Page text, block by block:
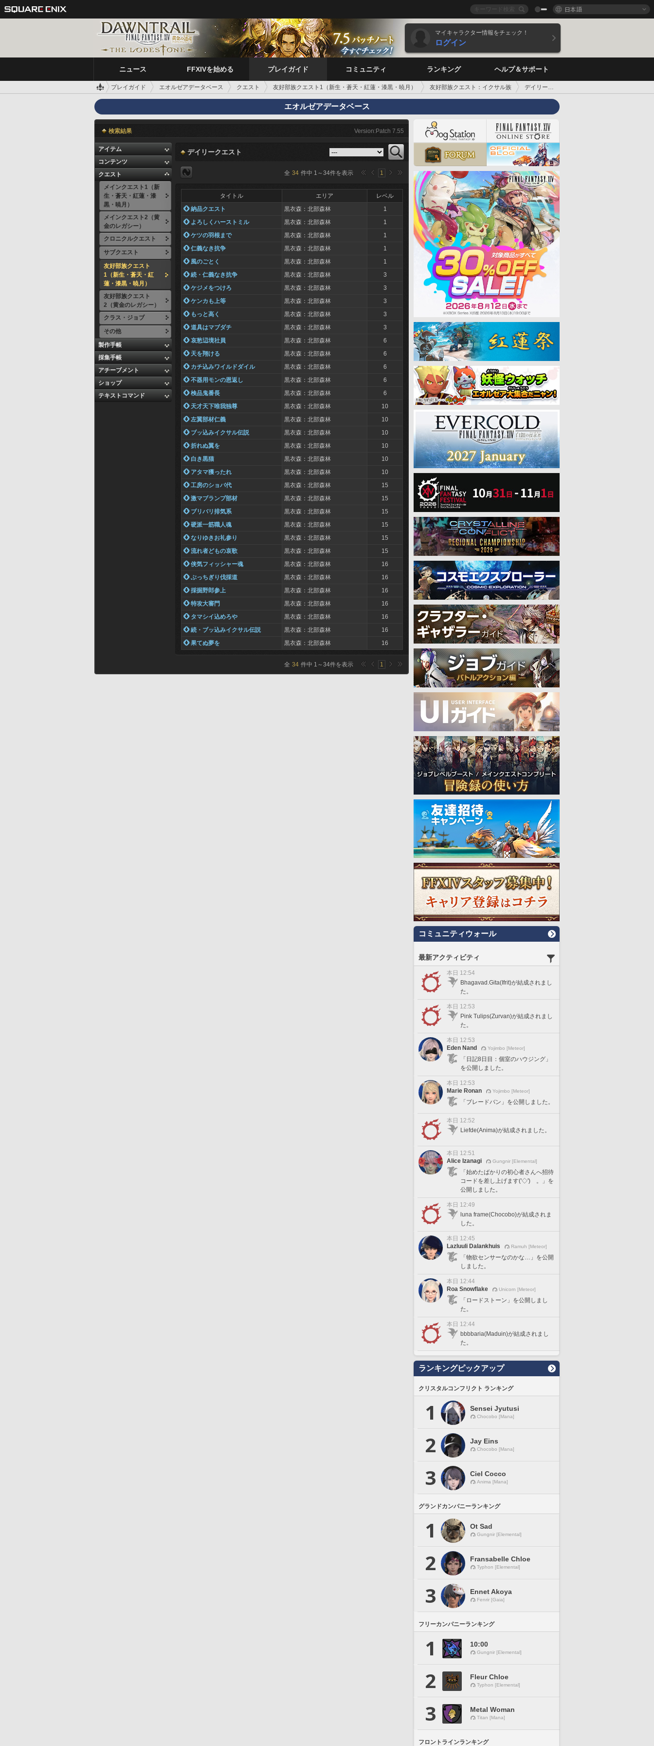
日本語
マイキャラクター情報をチェック！
ログイン
ニュース FFXIVを始める プレイガイド コミュニティ ランキング ヘルプ＆サポート
プレイガイド エオルゼアデータベース クエスト 友好部族クエスト1（新生・蒼天・紅蓮・漆黒・暁月） 友好部族クエスト：イクサル族 デイリークエスト
エオルゼアデータベース
検索結果 Version:Patch 7.55
アイテム
コンテンツ
クエスト
メインクエスト1（新
生・蒼天・紅蓮・漆
黒・暁月）
メインクエスト2（黄
金のレガシー）
クロニクルクエスト
サブクエスト
友好部族クエスト
1（新生・蒼天・紅
蓮・漆黒・暁月）
友好部族クエスト
2（黄金のレガシー）
クラス・ジョブ
その他
製作手帳
採集手帳
アチーブメント
ショップ
テキストコマンド
デイリークエスト
全 34 件中 1 ～34件を表示 1
タイトル エリア
レベル
 納品クエスト
黒衣森：北部森林
1
 よろしくハーストミル
黒衣森：北部森林
1
 ケツの羽根まで
黒衣森：北部森林
1
 仁義なき抗争
黒衣森：北部森林
1
 風のごとく
黒衣森：北部森林
1
 続・仁義なき抗争
黒衣森：北部森林
3
 ケジメをつけろ
黒衣森：北部森林
3
 ケンカも上等
黒衣森：北部森林
3
 もっと高く
黒衣森：北部森林
3
 道具はマブダチ
黒衣森：北部森林
3
 哀愁辺境社員
黒衣森：北部森林
6
 天を翔ける
黒衣森：北部森林
6
 カチ込みワイルドダイル
黒衣森：北部森林
6
 不器用モンの恩返し
黒衣森：北部森林
6
 検品鬼番長
黒衣森：北部森林
6
 天才天下唯我独尊
黒衣森：北部森林
10
 左翼部材仁義
黒衣森：北部森林
10
 ブッ込みイクサル伝説
黒衣森：北部森林
10
 折れぬ翼を
黒衣森：北部森林
10
 白き黒猫
黒衣森：北部森林
10
 アタマ獲ったれ
黒衣森：北部森林
10
 工房のショバ代
黒衣森：北部森林
15
 激マブランプ部材
黒衣森：北部森林
15
 ブリバリ排気系
黒衣森：北部森林
15
 硬派一筋職人魂
黒衣森：北部森林
15
 なりゆきお礼参り
黒衣森：北部森林
15
 流れ者どもの哀歌
黒衣森：北部森林
15
 侠気フィッシャー魂
黒衣森：北部森林
16
 ぶっちぎり伐採道
黒衣森：北部森林
16
 採掘野郎参上
黒衣森：北部森林
16
 特攻大審門
黒衣森：北部森林
16
 タマシイ込めろや
黒衣森：北部森林
16
 続・ブッ込みイクサル伝説
黒衣森：北部森林
16
 果てぬ夢を
黒衣森：北部森林 16
全 34 件中 1 ～34件を表示 1
コミュニティウォール
最新アクティビティ
本日 12:54
Bhagavad.Gita(Ifrit)が結成されまし
た。
本日 12:53
Pink Tulips(Zurvan)が結成されまし
た。
本日 12:53
Eden Nand
Yojimbo [Meteor]
「日記8日目：個室のハウジング」
を公開しました。
本日 12:53
Marie Ronan
Yojimbo [Meteor]
「ブレードバン」を公開しました。
本日 12:52
Liefde(Anima)が結成されました。
本日 12:51
Alice Izanagi
Gungnir [Elemental]
「始めたばかりの初心者さんへ招待
コードを差し上げます('◇')ゞ。」を
公開しました。
本日 12:49
luna frame(Chocobo)が結成されま
した。
本日 12:45
Lazluuli Dalankhuis
Ramuh [Meteor]
「物欲センサーなのかな…」を公開
しました。
本日 12:44
Roa Snowflake
Unicorn [Meteor]
「ロードストーン」を公開しまし
た。
本日 12:44
bbbbaria(Maduin)が結成されまし
た。
ランキングピックアップ
クリスタルコンフリクト ランキング
1 Sensei Jyutusi
Chocobo [Mana]
2 Jay Eins
Chocobo [Mana]
3 Ciel Cocco
Anima [Mana]
グランドカンパニーランキング
1 Ot Sad
Gungnir [Elemental]
2 Fransabelle Chloe
Typhon [Elemental]
3 Ennet Akoya
Fenrir [Gaia]
フリーカンパニーランキング
1 10:00
Gungnir [Elemental]
2 Fleur Chloe
Typhon [Elemental]
3 Metal Woman
Titan [Mana]
フロントラインランキング